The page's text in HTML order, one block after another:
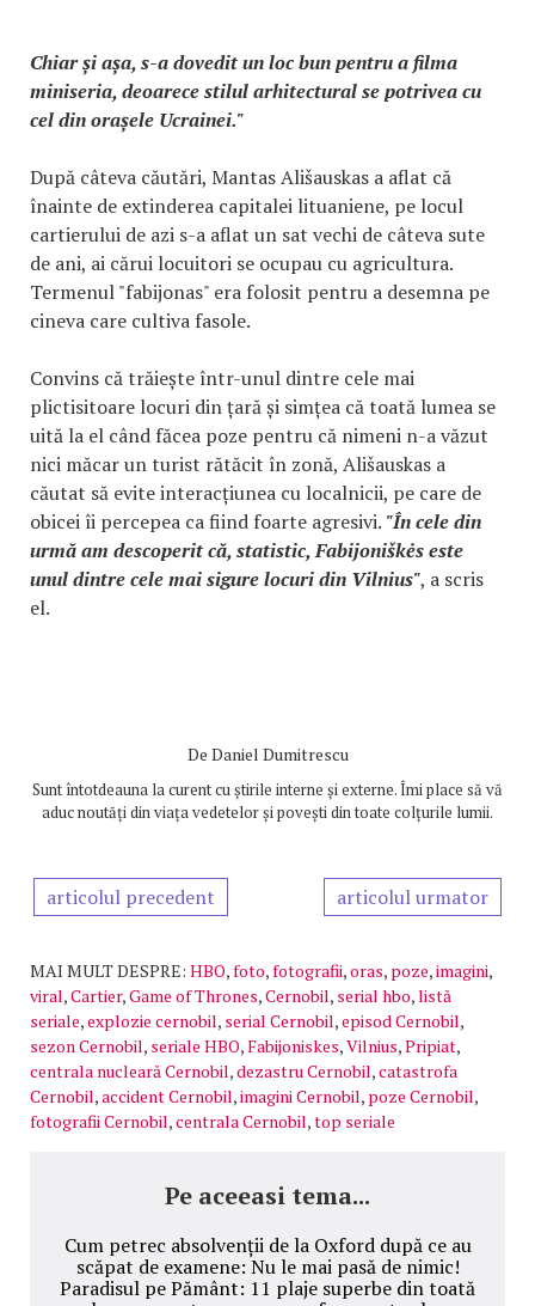
Chiar și așa, s-a dovedit un loc bun pentru a filma
miniseria, deoarece stilul arhitectural se potrivea cu
cel din orașele Ucrainei."
După câteva căutări, Mantas Ališauskas a aflat că
înainte de extinderea capitalei lituaniene, pe locul
cartierului de azi s-a aflat un sat vechi de câteva sute
de ani, ai cărui locuitori se ocupau cu agricultura.
Termenul "fabijonas" era folosit pentru a desemna pe
cineva care cultiva fasole.
Convins că trăiește într-unul dintre cele mai
plictisitoare locuri din țară și simțea că toată lumea se
uită la el când făcea poze pentru că nimeni n-a văzut
nici măcar un turist rătăcit în zonă, Ališauskas a
căutat să evite interacțiunea cu localnicii, pe care de
obicei îi percepea ca fiind foarte agresivi. "În cele din
urmă am descoperit că, statistic, Fabijoniškės este
unul dintre cele mai sigure locuri din Vilnius", a scris
el.
De Daniel Dumitrescu
Sunt întotdeauna la curent cu știrile interne și externe. Îmi place să vă
aduc noutăți din viața vedetelor și povești din toate colțurile lumii.
articolul precedent articolul urmator
MAI MULT DESPRE: HBO,foto,fotografii,oras, poze,imagini,
viral,Cartier,Game of Thrones,Cernobil, serial hbo,listă
seriale,explozie cernobil, serial Cernobil,episod Cernobil,
sezon Cernobil, seriale HBO,Fabijoniskes,Vilnius,Pripiat,
centrala nucleară Cernobil,dezastru Cernobil,catastrofa
Cernobil,accident Cernobil,imagini Cernobil, poze Cernobil,
fotografii Cernobil,centrala Cernobil,top seriale
Pe aceeasi tema...
Cum petrec absolvenții de la Oxford după ce au
scăpat de examene: Nu le mai pasă de nimic!
Paradisul pe Pământ: 11 plaje superbe din toată